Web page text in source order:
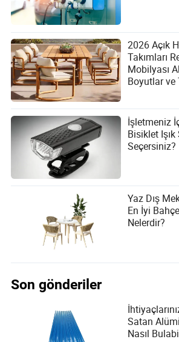
2026 Açık
Takımları
Mobilyası
Boyutlar ve
İşletmeniz
Bisiklet Işık
Seçersiniz?
Yaz Dış
En İyi
Nelerdir?
Son gönderiler
Satan
Nasıl